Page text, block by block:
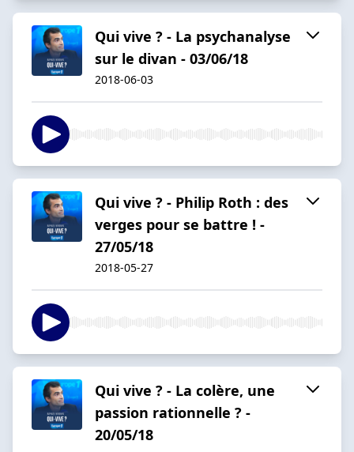
Qui vive ? - La psychanalyse
sur le divan - 03/06/18
2018-06-03
Qui vive ? - Philip Roth : des
verges pour se battre ! -
27/05/18
2018-05-27
Qui vive ? - La colère, une
passion rationnelle ? -
20/05/18